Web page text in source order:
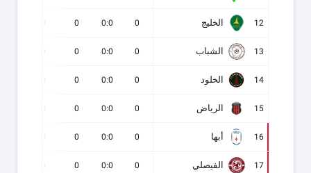
12 الخليج 0
0:0
0
13 الشباب 0
0:0
0
14 الخلود 0
0:0
0
15 الرياض 0
0:0
0
16 أبها 0
0:0
0
17 الفيصلي 0
0:0
0